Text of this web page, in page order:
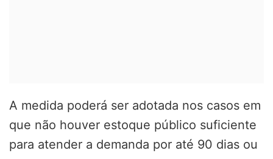
A medida poderá ser adotada nos casos em
que não houver estoque público suficiente
para atender a demanda por até 90 dias ou